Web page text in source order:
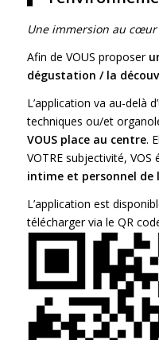
Une immersion au
Afin de VOUS proposer
dégustation / la
L’application va au-delà
techniques ou/et
VOUS place au centre.
VOTRE subjectivité,
intime et personnel de
L’application est
télécharger via le QR